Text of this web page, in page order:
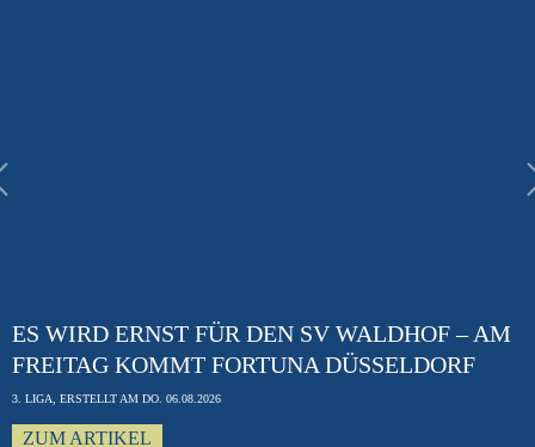
ES WIRD ERNST FÜR DEN SV WALDHOF – AM
FREITAG KOMMT FORTUNA DÜSSELDORF
3. LIGA, ERSTELLT AM DO. 06.08.2026
ZUM ARTIKEL